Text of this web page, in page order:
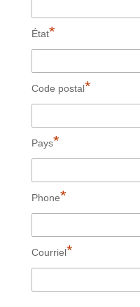
État*
Code postal*
Pays*
Phone*
Courriel*